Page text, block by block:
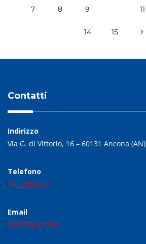
7 8 9 11
14 15
Contatti
Indirizzo
Via G. di Vittorio, 16 – 60131 Ancona (AN)
Telefono
071.2868717
Email
marche@acli.it